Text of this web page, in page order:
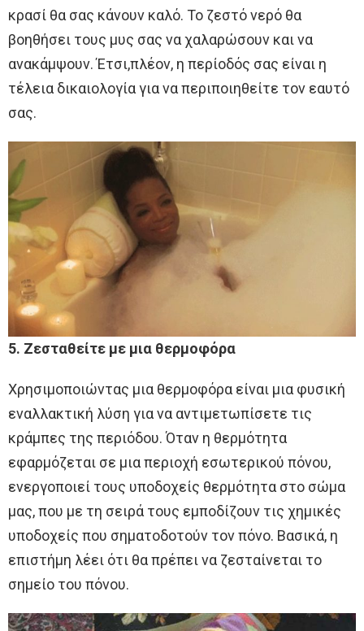
κρασί θα σας κάνουν καλό. Το ζεστό νερό θα
βοηθήσει τους μυς σας να χαλαρώσουν και να
ανακάμψουν. Έτσι,πλέον, η περίοδός σας είναι η
τέλεια δικαιολογία για να περιποιηθείτε τον εαυτό
σας.
5. Ζεσταθείτε με μια θερμοφόρα
Χρησιμοποιώντας μια θερμοφόρα είναι μια φυσική
εναλλακτική λύση για να αντιμετωπίσετε τις
κράμπες της περιόδου. Όταν η θερμότητα
εφαρμόζεται σε μια περιοχή εσωτερικού πόνου,
ενεργοποιεί τους υποδοχείς θερμότητα στο σώμα
μας, που με τη σειρά τους εμποδίζουν τις χημικές
υποδοχείς που σηματοδοτούν τον πόνο. Βασικά, η
επιστήμη λέει ότι θα πρέπει να ζεσταίνεται το
σημείο του πόνου.